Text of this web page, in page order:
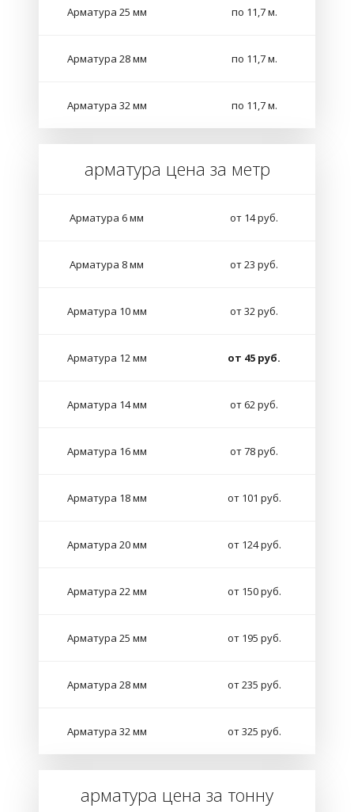
Арматура 25 мм по 11,7 м.
Арматура 28 мм по 11,7 м.
Арматура 32 мм по 11,7 м.
арматура цена за метр
Арматура 6 мм от 14 руб.
Арматура 8 мм от 23 руб.
Арматура 10 мм от 32 руб.
Арматура 12 мм от 45 руб.
Арматура 14 мм от 62 руб.
Арматура 16 мм от 78 руб.
Арматура 18 мм от 101 руб.
Арматура 20 мм от 124 руб.
Арматура 22 мм от 150 руб.
Арматура 25 мм от 195 руб.
Арматура 28 мм от 235 руб.
Арматура 32 мм от 325 руб.
арматура цена за тонну